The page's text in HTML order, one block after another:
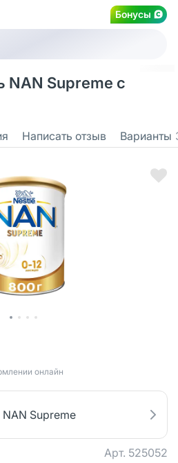
Бонусы
NAN Supreme с
Написать отзыв Варианты
онлайн
Supreme
Арт. 525052